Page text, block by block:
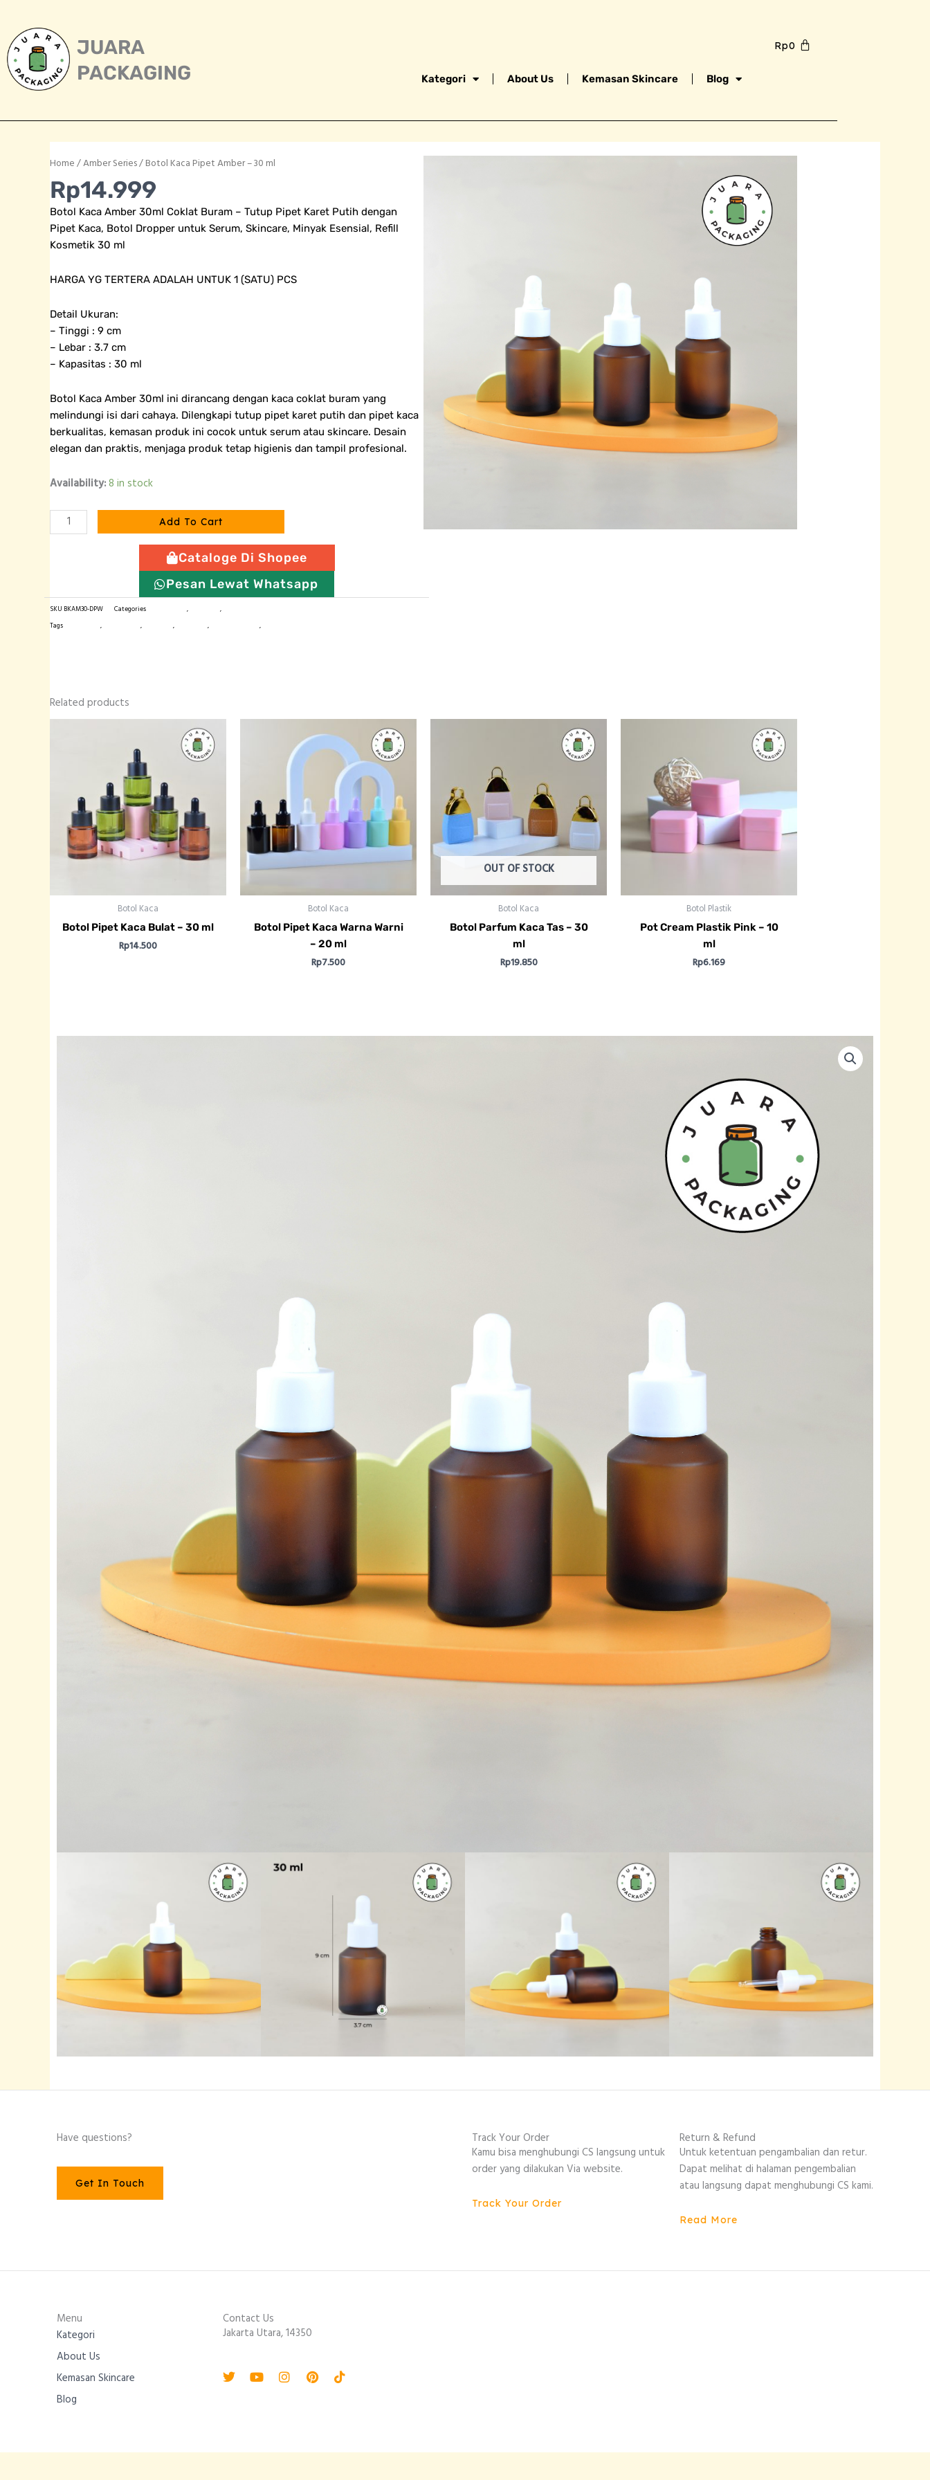
content
JUARA
PACKAGING
Rp0
Kategori About Us Kemasan Skincare Blog
Home/Amber Series/ Botol Kaca Pipet Amber – 30 ml
Rp14.999
Botol Kaca Amber 30ml Coklat Buram – Tutup Pipet Karet Putih dengan
Pipet Kaca, Botol Dropper untuk Serum, Skincare, Minyak Esensial, Refill
Kosmetik 30 ml
HARGA YG TERTERA ADALAH UNTUK 1 (SATU) PCS
Detail Ukuran:
– Tinggi : 9 cm
– Lebar : 3.7 cm
– Kapasitas : 30 ml
Botol Kaca Amber 30ml ini dirancang dengan kaca coklat buram yang
melindungi isi dari cahaya. Dilengkapi tutup pipet karet putih dan pipet kaca
berkualitas, kemasan produk ini cocok untuk serum atau skincare. Desain
elegan dan praktis, menjaga produk tetap higienis dan tampil profesional.
Availability: 8 in stock
Botol
Pipet
Amber
quantity
Add To Cart
Cataloge Di Shopee
Pesan Lewat Whatsapp
SKU BKAM30-DPW Categories , ,
Tags
, , , , ,
Related products
Botol Kaca
Botol Pipet Kaca Bulat – 30 ml
Rp14.500
Botol Kaca
Botol Pipet Kaca Warna Warni
– 20 ml
Rp7.500
OUT OF STOCK
Botol Kaca
Botol Parfum Kaca Tas – 30
ml
Rp19.850
Botol Plastik
Pot Cream Plastik Pink – 10
ml
Rp6.169
Have questions?
Get In Touch
Track Your Order
Kamu bisa menghubungi CS langsung untuk
order yang dilakukan Via website.
Track Your Order
Return & Refund
Untuk ketentuan pengambalian dan retur.
Dapat melihat di halaman pengembalian
atau langsung dapat menghubungi CS kami.
Read More
Menu
Kategori
About Us
Kemasan Skincare
Blog
Contact Us
Jakarta Utara, 14350